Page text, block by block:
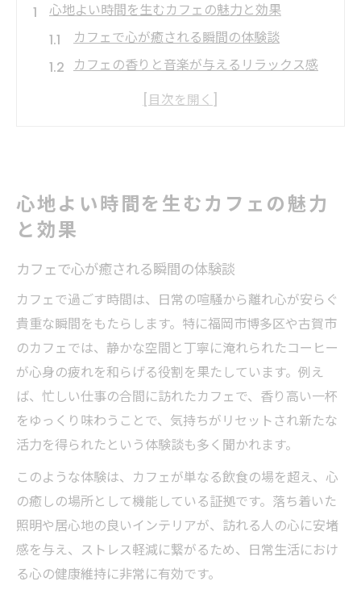
心地よい時間を生むカフェの魅力と効果
カフェで心が癒される瞬間の体験談
カフェの香りと音楽が与えるリラックス感
カフェ空間で感じる非日常のメリット
古賀市カフェで日常をリセットする方法
古賀駅周辺カフェの癒し空間を満喫しよう
案
地元カフェを活用したストレス解消の工夫
仕事や勉強に最適なカフェの過ごし方
カフェで集中力が高まる理由を徹底解説
Wi-Fi完備カフェで快適に作業するコツ
カフェを活用した効率的な勉強法の提案
長時間滞在も安心なカフェ選びのポイント
仕事や学習に適したカフェの選び方とは
ストレス軽減ならカフェという選択肢
カフェでストレス解消が期待できる理由
癒しを求めて訪れたいカフェの特徴とは
心地よい時間を生むカフェの魅力
と効果
カフェで心が癒される瞬間の体験談
カフェで過ごす時間は、日常の喧騒から離れ心が安らぐ
貴重な瞬間をもたらします。特に福岡市博多区や古賀市
のカフェでは、静かな空間と丁寧に淹れられたコーヒー
が心身の疲れを和らげる役割を果たしています。例え
ば、忙しい仕事の合間に訪れたカフェで、香り高い一杯
をゆっくり味わうことで、気持ちがリセットされ新たな
活力を得られたという体験談も多く聞かれます。
このような体験は、カフェが単なる飲食の場を超え、心
の癒しの場所として機能している証拠です。落ち着いた
照明や居心地の良いインテリアが、訪れる人の心に安堵
感を与え、ストレス軽減に繋がるため、日常生活におけ
る心の健康維持に非常に有効です。